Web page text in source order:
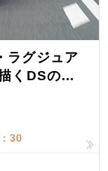
ラグジュア
くDSの世
30